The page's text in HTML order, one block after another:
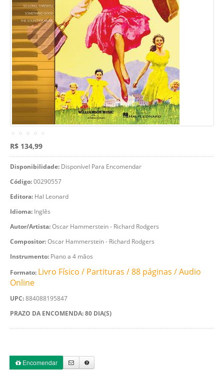
R$ 134,99
Disponibilidade: Disponível Para Encomendar
Código:00290557
Editora: Hal Leonard
Idioma: Inglês
Autor/Artista:Oscar Hammerstein - Richard Rodgers
Compositor:Oscar Hammerstein - Richard Rodgers
Instrumento: Piano a 4 mãos
Formato: Livro Físico / Partituras / 88 páginas / Audio
Online
UPC:884088195847
PRAZO DA ENCOMENDA: 80 DIA(S)
Encomendar